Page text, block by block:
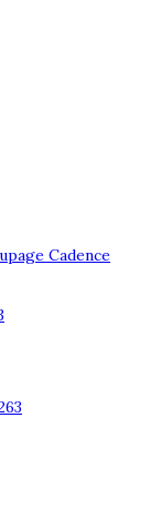
Cadence